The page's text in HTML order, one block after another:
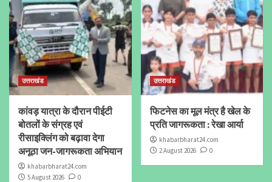
उत्तराखंड
कांवड़ यात्रा के दौरान पीईटी
बोतलों के संग्रह एवं
रीसाइक्लिंग को बढ़ावा देगा
अनूठा जन-जागरूकता अभियान
khabarbharat24.com
5 August 2026
0
उत्तराखंड
फिटनेस का मूल मंत्र है खेल के
प्रति जागरूकता : रेखा आर्या
khabarbharat24.com
2 August 2026
0